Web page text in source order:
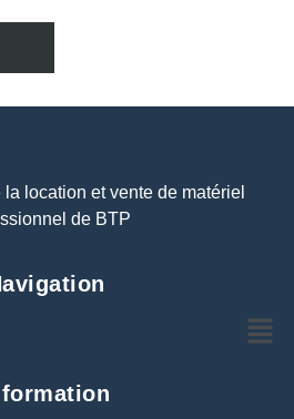
location et vente de matériel
de BTP